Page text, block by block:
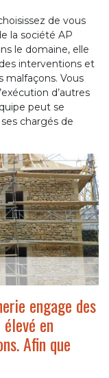
de vous
la société AP
le domaine, elle
interventions et
malfaçons. Vous
d’autres
peut se
chargés de
engage des
en
Afin que